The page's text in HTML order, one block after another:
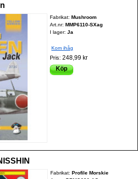
Fabrikat:Mushroom
Art.nr:MMP6110-SXag
I lager: Ja
Kom ihåg
Pris:248,99 kr
Köp
Fabrikat: Profile Morskie